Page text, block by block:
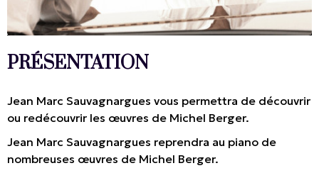
PRÉSENTATION
Jean Marc Sauvagnargues vous permettra de découvrir
ou redécouvrir les œuvres de Michel Berger.
Jean Marc Sauvagnargues reprendra au piano de
nombreuses œuvres de Michel Berger.